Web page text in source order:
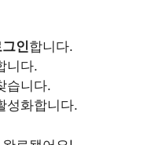
인합니다.
니다.
습니다.
성화합니다.